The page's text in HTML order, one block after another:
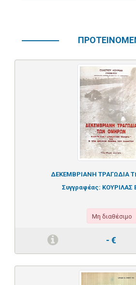
ΔΕΚΕΜΒΡΙΑΝΗ ΤΡΑΓΩΔΙΑ
Συγγραφέας: ΚΟΥΡΙΛΑΣ
Μη διαθέσιμο
- €